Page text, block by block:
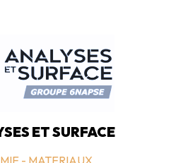
ET SURFACE
- MATERIAUX